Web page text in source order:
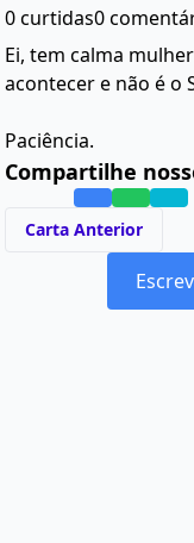
0 curtidas0
Ei, tem calma
acontecer e não é o
Paciência.
Compartilhe
Carta Anterior